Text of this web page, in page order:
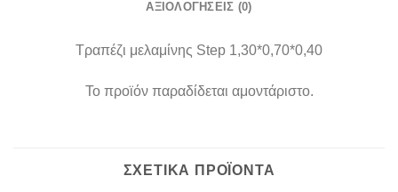
ΑΞΙΟΛΟΓΉΣΕΙΣ (0)
Τραπέζι μελαμίνης Step 1,30*0,70*0,40
Το προϊόν παραδίδεται αμοντάριστο.
ΣΧΕΤΙΚΆ ΠΡΟΪΌΝΤΑ